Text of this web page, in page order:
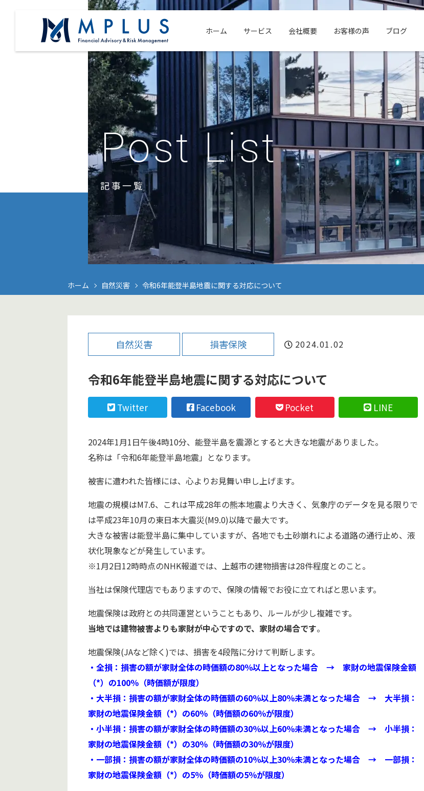
ホーム サービス 会社概要 お客様の声 ブログ
Post List
記事一覧
ホーム 自然災害 令和6年能登半島地震に関する対応について
自然災害 損害保険 2024.01.02
令和6年能登半島地震に関する対応について
Twitter Facebook Pocket LINE
2024年1月1日午後4時10分、能登半島を震源とすると大きな地震がありました。
名称は「令和6年能登半島地震」となります。
被害に遭われた皆様には、心よりお見舞い申し上げます。
地震の規模はM7.6、これは平成28年の熊本地震より大きく、気象庁のデータを見る限りで
は平成23年10月の東日本大震災(M9.0)以降で最大です。
大きな被害は能登半島に集中していますが、各地でも土砂崩れによる道路の通行止め、液
状化現象などが発生しています。
※1月2日12時時点のNHK報道では、上越市の建物損害は28件程度とのこと。
当社は保険代理店でもありますので、保険の情報でお役に立てればと思います。
地震保険は政府との共同運営ということもあり、ルールが少し複雑です。
当地では建物被害よりも家財が中心ですので、家財の場合です。
地震保険(JAなど除く)では、損害を4段階に分けて判断します。
・全損：損害の額が家財全体の時価額の80％以上となった場合 → 家財の地震保険金額
（*）の100％（時価額が限度）
・大半損：損害の額が家財全体の時価額の60％以上80％未満となった場合 → 大半損：
家財の地震保険金額（*）の60％（時価額の60％が限度）
・小半損：損害の額が家財全体の時価額の30％以上60％未満となった場合 → 小半損：
家財の地震保険金額（*）の30％（時価額の30％が限度）
・一部損：損害の額が家財全体の時価額の10％以上30％未満となった場合 → 一部損：
家財の地震保険金額（*）の5％（時価額の5％が限度）